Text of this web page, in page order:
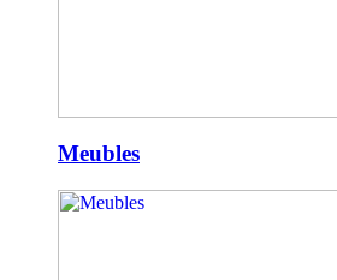
Meubles